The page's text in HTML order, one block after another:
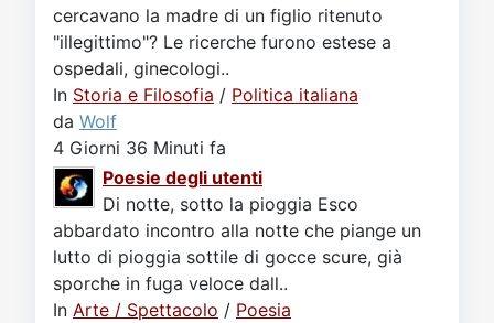
cercavano la madre di un figlio ritenuto
"illegittimo"? Le ricerche furono estese a
ospedali, ginecologi..
In Storia e Filosofia / Politica italiana
da Wolf
4 Giorni 36 Minuti fa
Poesie degli utenti
Di notte, sotto la pioggia Esco
abbardato incontro alla notte che piange un
lutto di pioggia sottile di gocce scure, già
sporche in fuga veloce dall..
In Arte / Spettacolo / Poesia